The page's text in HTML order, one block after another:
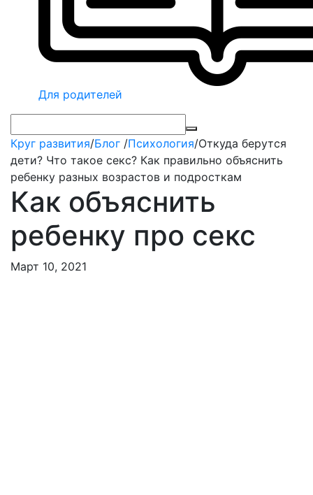
Для родителей
Круг развития/Блог /Психология/Откуда берутся
дети? Что такое секс? Как правильно объяснить
ребенку разных возрастов и подросткам
Как объяснить
ребенку про секс
Март 10, 2021